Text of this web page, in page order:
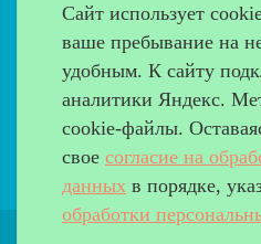
Производители
Дополнительно
Наш адрес
Работаем с 9:00 до 20:00
8 (499) 685-33-26
Сайт использует
ваше пребывание на
удобным. К cайту
аналитики Яндекс.
cookie-файлы.
свое согласие на
данных в порядке,
обработки